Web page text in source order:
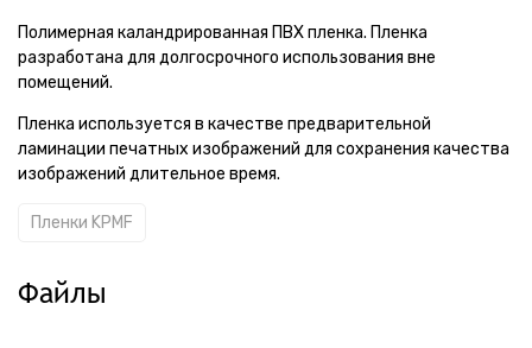
Полимерная каландрированная ПВХ пленка. Пленка
разработана для долгосрочного использования вне
помещений.
Пленка используется в качестве предварительной
ламинации печатных изображений для сохранения качества
изображений длительное время.
Пленки KPMF
Файлы